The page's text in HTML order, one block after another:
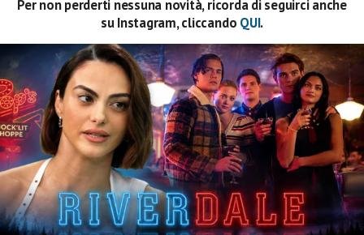
Per non perderti nessuna novità, ricorda di seguirci anche
su Instagram, cliccando QUI.